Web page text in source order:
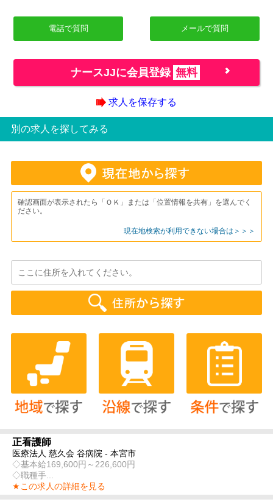
電話で質問 メールで質問
ナースJJに会員登録 無料
求人を保存する
別の求人を探してみる
確認画面が表示されたら「ＯＫ」または「位置情報を共有」を選んでく
ださい。
現在地検索が利用できない場合は＞＞＞
正看護師
医療法人 慈久会 谷病院 - 本宮市
◇基本給169,600円～226,600円
◇職種手...
★この求人の詳細を見る